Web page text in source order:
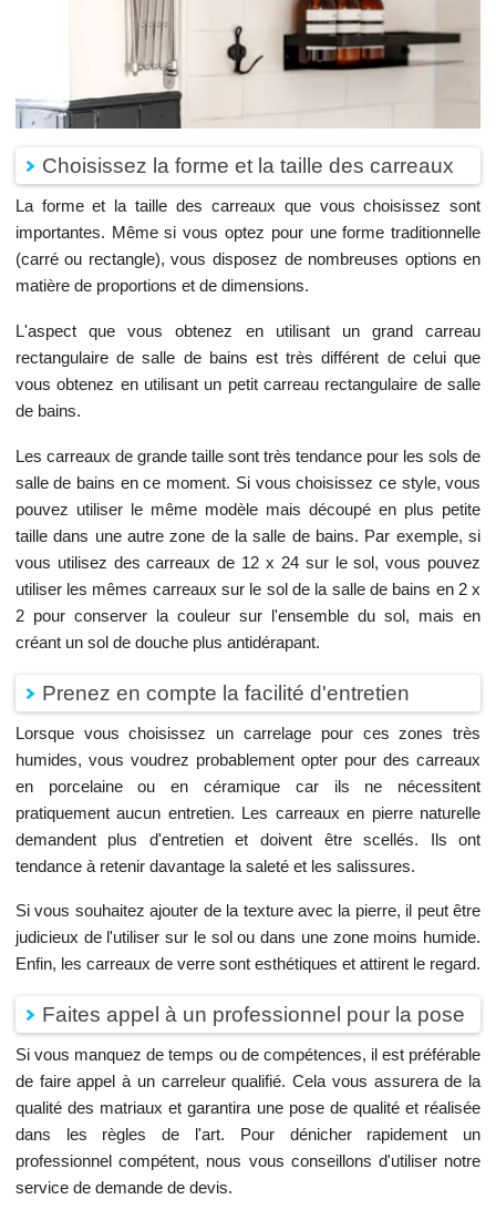
Choisissez la forme et la taille des carreaux
La forme et la taille des carreaux que vous choisissez sont
importantes. Même si vous optez pour une forme traditionnelle
(carré ou rectangle), vous disposez de nombreuses options en
matière de proportions et de dimensions.
L'aspect que vous obtenez en utilisant un grand carreau
rectangulaire de salle de bains est très différent de celui que
vous obtenez en utilisant un petit carreau rectangulaire de salle
de bains.
Les carreaux de grande taille sont très tendance pour les sols de
salle de bains en ce moment. Si vous choisissez ce style, vous
pouvez utiliser le même modèle mais découpé en plus petite
taille dans une autre zone de la salle de bains. Par exemple, si
vous utilisez des carreaux de 12 x 24 sur le sol, vous pouvez
utiliser les mêmes carreaux sur le sol de la salle de bains en 2 x
2 pour conserver la couleur sur l'ensemble du sol, mais en
créant un sol de douche plus antidérapant.
Prenez en compte la facilité d'entretien
Lorsque vous choisissez un carrelage pour ces zones très
humides, vous voudrez probablement opter pour des carreaux
en porcelaine ou en céramique car ils ne nécessitent
pratiquement aucun entretien. Les carreaux en pierre naturelle
demandent plus d'entretien et doivent être scellés. Ils ont
tendance à retenir davantage la saleté et les salissures.
Si vous souhaitez ajouter de la texture avec la pierre, il peut être
judicieux de l'utiliser sur le sol ou dans une zone moins humide.
Enfin, les carreaux de verre sont esthétiques et attirent le regard.
Faites appel à un professionnel pour la pose
Si vous manquez de temps ou de compétences, il est préférable
de faire appel à un carreleur qualifié. Cela vous assurera de la
qualité des matriaux et garantira une pose de qualité et réalisée
dans les règles de l'art. Pour dénicher rapidement un
professionnel compétent, nous vous conseillons d'utiliser notre
service de demande de devis.